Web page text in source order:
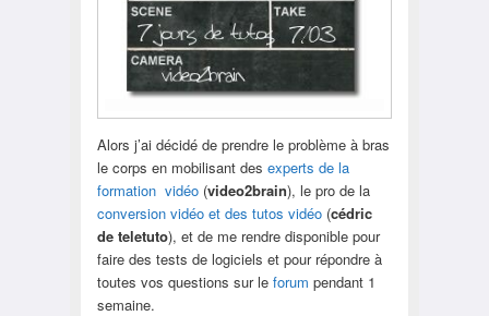
Alors j’ai décidé de prendre le problème à bras
le corps en mobilisant des experts de la
formation vidéo(video2brain), le pro de la
conversion vidéo et des tutos vidéo(cédric
de teletuto), et de me rendre disponible pour
faire des tests de logiciels et pour répondre à
toutes vos questions sur le forum pendant 1
semaine.